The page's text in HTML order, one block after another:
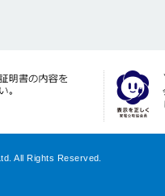
All Rights Reserved.